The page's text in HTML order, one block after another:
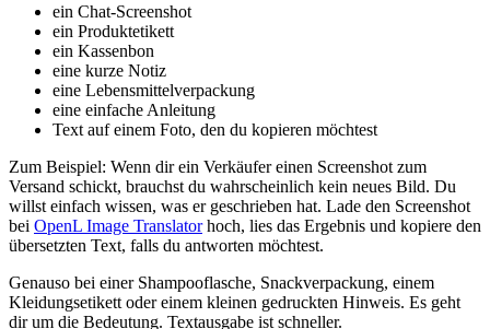
ein Chat-Screenshot
ein Produktetikett
ein Kassenbon
eine kurze Notiz
eine Lebensmittelverpackung
eine einfache Anleitung
Text auf einem Foto, den du kopieren möchtest
Zum Beispiel: Wenn dir ein Verkäufer einen Screenshot zum
Versand schickt, brauchst du wahrscheinlich kein neues Bild. Du
willst einfach wissen, was er geschrieben hat. Lade den Screenshot
bei OpenL Image Translatorhoch, lies das Ergebnis und kopiere den
übersetzten Text, falls du antworten möchtest.
Genauso bei einer Shampooflasche, Snackverpackung, einem
Kleidungsetikett oder einem kleinen gedruckten Hinweis. Es geht
dir um die Bedeutung. Textausgabe ist schneller.